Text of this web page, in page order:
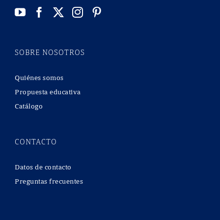
SOBRE NOSOTROS
Quiénes somos
Propuesta educativa
Catálogo
CONTACTO
Datos de contacto
Preguntas frecuentes